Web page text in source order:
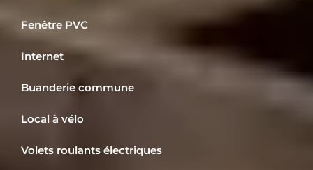
Fenêtre PVC
Internet
Buanderie commune
Local à vélo
Volets roulants électriques